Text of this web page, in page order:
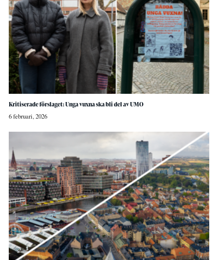
Kritiserade förslaget: Unga vuxna ska bli del av UMO
6 februari, 2026